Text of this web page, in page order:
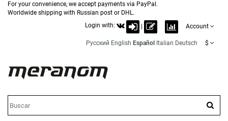
For your convenience, we accept payments via PayPal.
Worldwide shipping with Russian post or DHL.
Login with:
Account
Русский English Español Italian Deutsch $